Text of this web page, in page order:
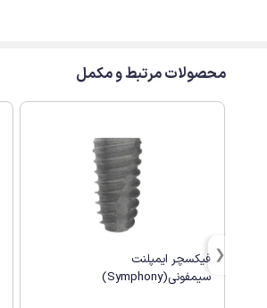
محصولات مرتبط و مکمل
فیکسچر ایمپلنت
سیمفونی(Symphony)